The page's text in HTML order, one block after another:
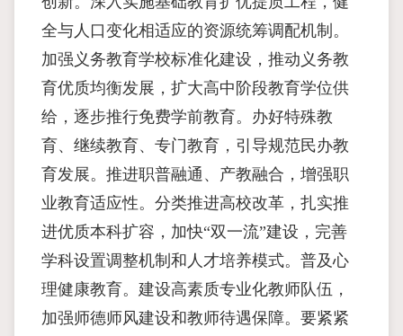
全与人口变化相适应的资源统筹调配机制。
加强义务教育学校标准化建设，推动义务教
育优质均衡发展，扩大高中阶段教育学位供
给，逐步推行免费学前教育。办好特殊教
育、继续教育、专门教育，引导规范民办教
育发展。推进职普融通、产教融合，增强职
业教育适应性。分类推进高校改革，扎实推
进优质本科扩容，加快“双一流”建设，完善
学科设置调整机制和人才培养模式。普及心
理健康教育。建设高素质专业化教师队伍，
加强师德师风建设和教师待遇保障。要紧紧